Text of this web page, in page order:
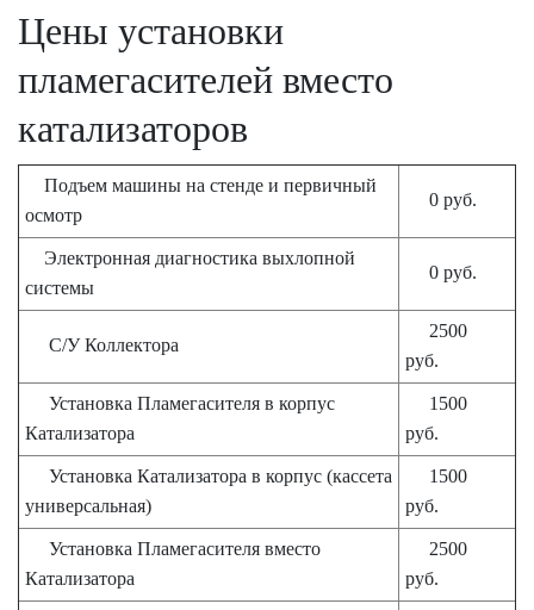
Цены установки
пламегасителей вместо
катализаторов
Подъем машины на стенде и первичный
осмотр
0 руб.
Электронная диагностика выхлопной
системы
0 руб.
С/У Коллектора
2500
руб.
Установка Пламегасителя в корпус
Катализатора
1500
руб.
Установка Катализатора в корпус (кассета
универсальная)
1500
руб.
Установка Пламегасителя вместо
Катализатора
2500
руб.